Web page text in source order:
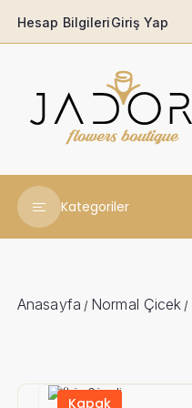
Hesap BilgileriGiriş Yap
Kategoriler
Babaya
Ferforjeler
Anasayfa / Normal Çicek /
Kapak